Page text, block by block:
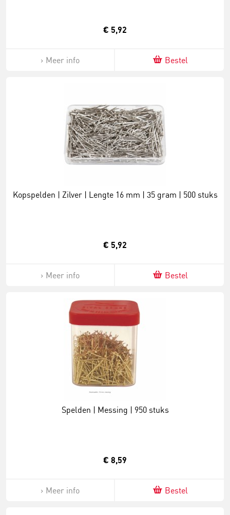
€ 5,92
Meer info Bestel
Kopspelden | Zilver | Lengte 16 mm | 35 gram | 500 stuks
€ 5,92
Meer info Bestel
Spelden | Messing | 950 stuks
€ 8,59
Meer info Bestel